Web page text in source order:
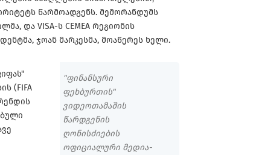
წარმოადგენს. მემორანდუმს
და VISA-ს CEMEA რეგიონის
ჯოან მარკესმა, მოაწერეს ხელი.
"ფინანსური
ფეხბურთის"
ვიდეოთამაშის
წარდგენის
ღონისძიების
ოფიციალური მედია-
(FIFA